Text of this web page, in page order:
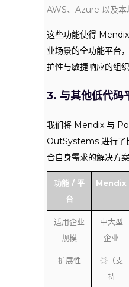
AWS、Azure 以及本
这些功能使得
业场景的全功能平台
护性与敏捷响应的组织
3. 与其他低代码
我们将 Mendix 与
OutSystems 进行了
合自身需求的解决方案
功能 / 平
台
Mendix
适用企业
规模
中大型
企业
扩展性
◎（支
持